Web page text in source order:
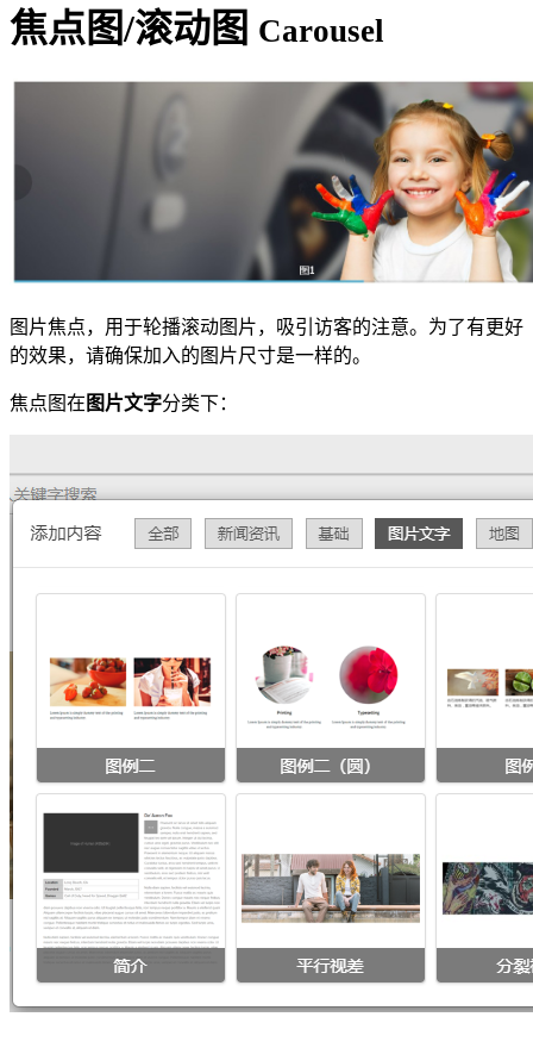
焦点图/滚动图 Carousel
图片焦点，用于轮播滚动图片，吸引访客的注意。为了有更好
的效果，请确保加入的图片尺寸是一样的。
焦点图在 图片文字分类下：